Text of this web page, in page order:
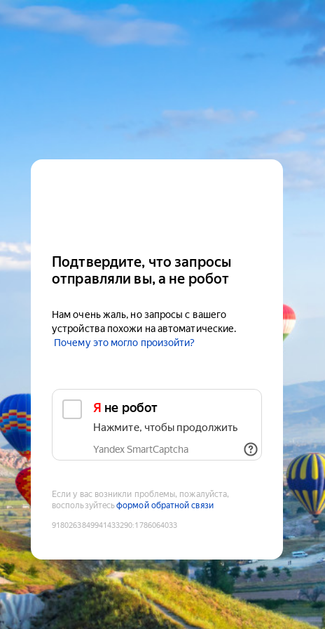
Подтвердите, что запросы
отправляли вы, а не робот
Нам очень жаль, но запросы с вашего
устройства похожи на автоматические.
Почему это могло произойти?
Я не робот
Нажмите, чтобы продолжить
Yandex SmartCaptcha
Если у вас возникли проблемы, пожалуйста,
воспользуйтесьформой обратной связи
9180263849941433290:1786064033